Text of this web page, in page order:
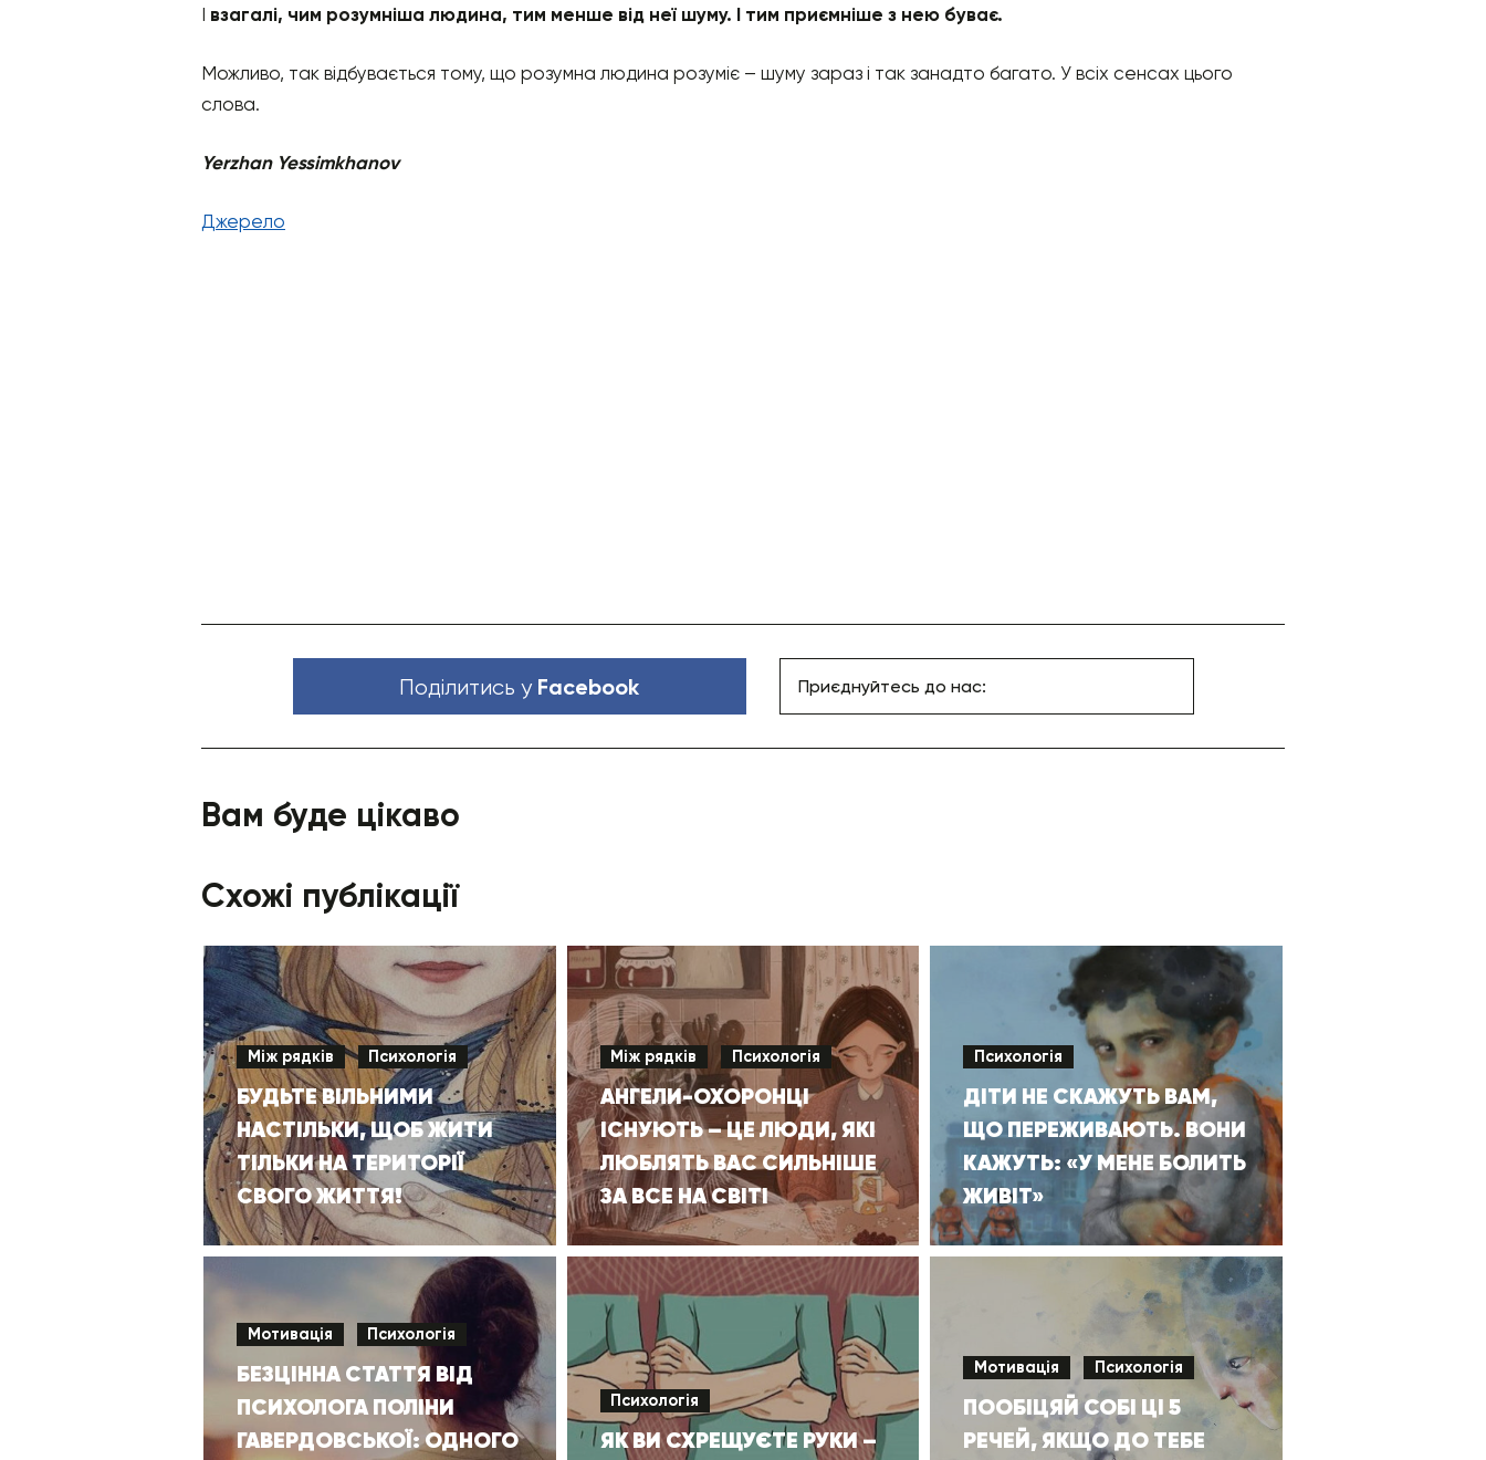
І взагалі, чим розумніша людина, тим менше від неї шуму. І тим приємніше з нею буває.
Можливо, так відбувається тому, що розумна людина розуміє – шуму зараз і так занадто багато. У всіх сенсах цього
слова.
Yerzhan Yessimkhanov
Джерело
Поділитись у Facebook Приєднуйтесь до нас:
Вам буде цікаво
Схожі публікації
Між рядків Психологія
БУДЬТЕ ВІЛЬНИМИ
НАСТІЛЬКИ, ЩОБ ЖИТИ
ТІЛЬКИ НА ТЕРИТОРІЇ
СВОГО ЖИТТЯ!
Між рядків Психологія
АНГЕЛИ-ОХОРОНЦІ
ІСНУЮТЬ – ЦЕ ЛЮДИ, ЯКІ
ЛЮБЛЯТЬ ВАС СИЛЬНІШЕ
ЗА ВСЕ НА СВІТІ
Психологія
ДІТИ НЕ СКАЖУТЬ ВАМ,
ЩО ПЕРЕЖИВАЮТЬ. ВОНИ
КАЖУТЬ: «У МЕНЕ БОЛИТЬ
ЖИВІТ»
Мотивація Психологія
БЕЗЦІННА СТАТТЯ ВІД
ПСИХОЛОГА ПОЛІНИ
ГАВЕРДОВСЬКОЇ: ОДНОГО
Психологія
ЯК ВИ СХРЕЩУЄТЕ РУКИ –
Мотивація Психологія
ПООБІЦЯЙ СОБІ ЦІ 5
РЕЧЕЙ, ЯКЩО ДО ТЕБЕ